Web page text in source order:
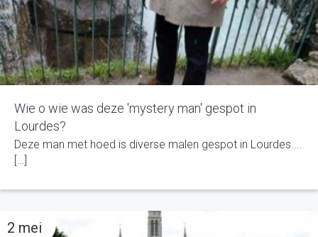
Wie o wie was deze 'mystery man' gespot in
Lourdes?
Deze man met hoed is diverse malen gespot in Lourdes....
[…]
2 mei